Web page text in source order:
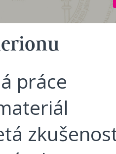
práce